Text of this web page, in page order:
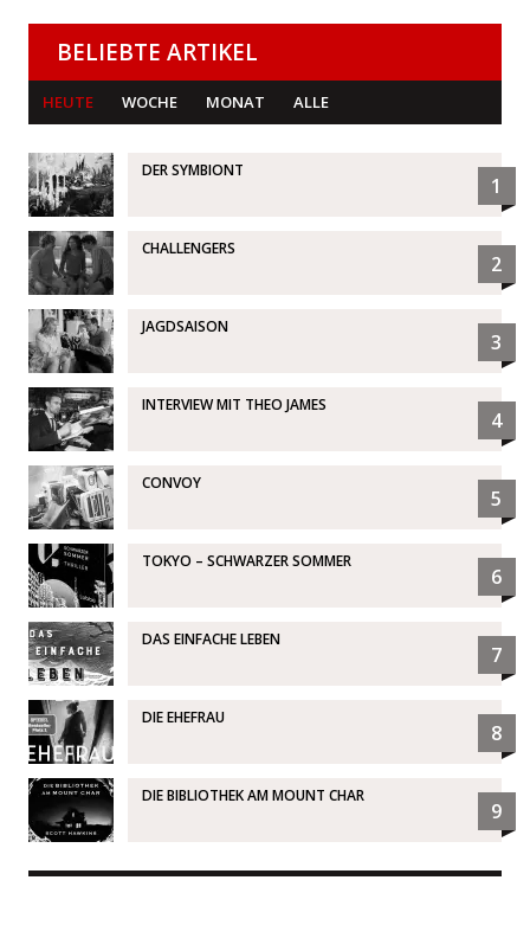
BELIEBTE ARTIKEL
HEUTE WOCHE MONAT ALLE
DER SYMBIONT
1
CHALLENGERS
2
JAGDSAISON
3
INTERVIEW MIT THEO JAMES
4
CONVOY
5
TOKYO – SCHWARZER SOMMER
6
DAS EINFACHE LEBEN
7
DIE EHEFRAU
8
DIE BIBLIOTHEK AM MOUNT CHAR
9